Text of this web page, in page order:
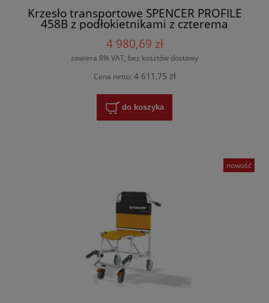
Krzesło transportowe SPENCER PROFILE
458B z podłokietnikami z czterema
4 980,69 zł
zawiera 8% VAT, bez kosztów dostawy
Cena netto: 4 611,75 zł
do koszyka
nowość